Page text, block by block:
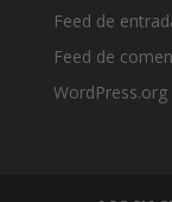
Feed de
Feed de
WordPress.org